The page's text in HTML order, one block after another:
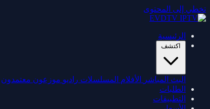
تخطي إلى المحتوى
الرئيسية
اكتشف
البث المباشر الأفلام المسلسلات راديو موزعون معتمدون
الطلبات
التطبيقات